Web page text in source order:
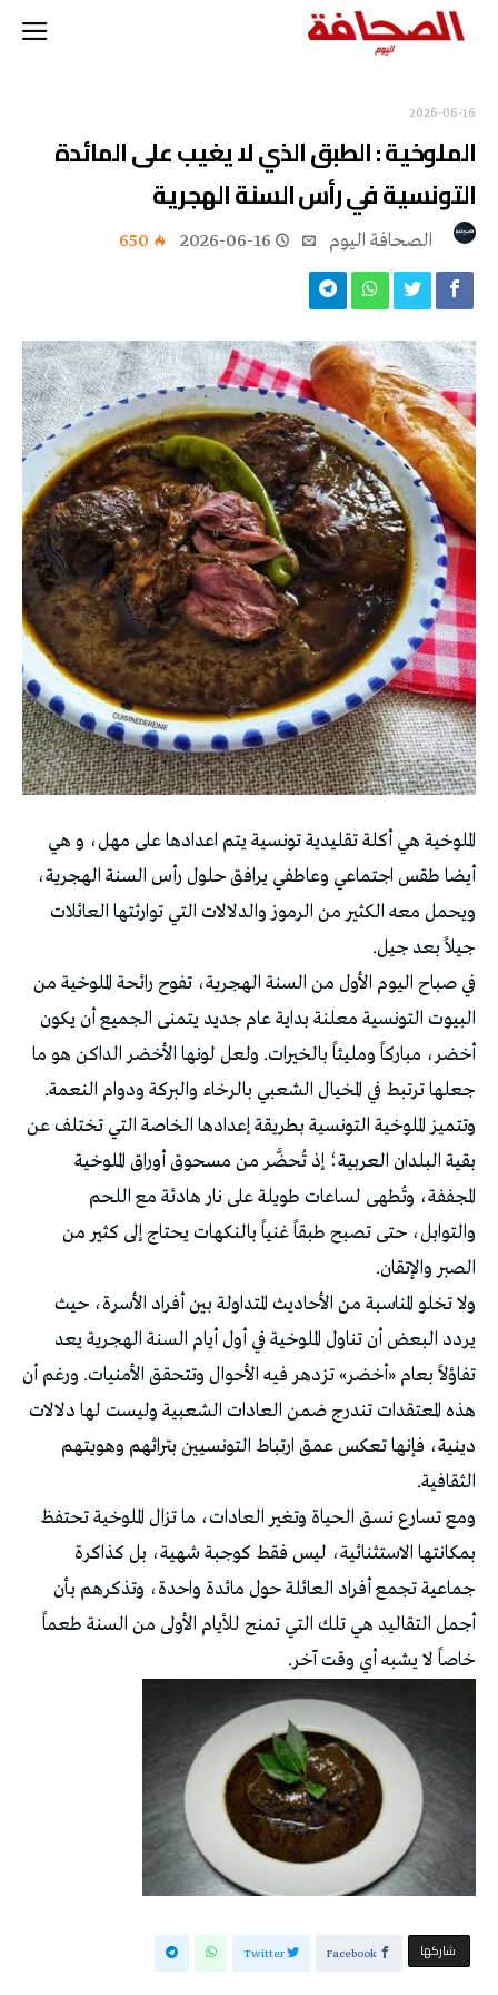
2026-06-16
الملوخية : الطبق الذي لا يغيب على المائدة
التونسية في رأس السنة الهجرية
2026-06-16
650
الملوخية هي أكلة تقليدية تونسية يتم اعدادها على مهل، و هي
أيضا طقس اجتماعي وعاطفي يرافق حلول رأس السنة الهجرية،
ويحمل معه الكثير من الرموز والدلالات التي توارثتها العائلات
جيلاً بعد جيل.
في صباح اليوم الأول من السنة الهجرية، تفوح رائحة الملوخية من
البيوت التونسية معلنة بداية عام جديد يتمنى الجميع أن يكون
أخضر، مباركاً ومليئاً بالخيرات. ولعل لونها الأخضر الداكن هو ما
جعلها ترتبط في المخيال الشعبي بالرخاء والبركة ودوام النعمة.
وتتميز الملوخية التونسية بطريقة إعدادها الخاصة التي تختلف عن
بقية البلدان العربية؛ إذ تُحضَّر من مسحوق أوراق الملوخية
المجففة، وتُطهى لساعات طويلة على نار هادئة مع اللحم
والتوابل، حتى تصبح طبقاً غنياً بالنكهات يحتاج إلى كثير من
الصبر والإتقان.
ولا تخلو المناسبة من الأحاديث المتداولة بين أفراد الأسرة، حيث
يردد البعض أن تناول الملوخية في أول أيام السنة الهجرية يعد
تفاؤلاً بعام «أخضر» تزدهر فيه الأحوال وتتحقق الأمنيات. ورغم أن
هذه المعتقدات تندرج ضمن العادات الشعبية وليست لها دلالات
دينية، فإنها تعكس عمق ارتباط التونسيين بتراثهم وهويتهم
الثقافية.
ومع تسارع نسق الحياة وتغير العادات، ما تزال الملوخية تحتفظ
بمكانتها الاستثنائية، ليس فقط كوجبة شهية، بل كذاكرة
جماعية تجمع أفراد العائلة حول مائدة واحدة، وتذكرهم بأن
أجمل التقاليد هي تلك التي تمنح للأيام الأولى من السنة طعماً
خاصاً لا يشبه أي وقت آخر.
‫‫ شاركها‬ Facebook
Twitter